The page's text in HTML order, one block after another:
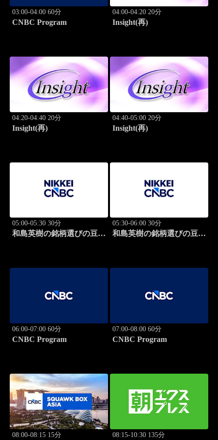
03:00-04:00 60分
CNBC Program
04:00-04:20 20分
Insight(再)
04:20-04:40 20分
Insight(再)
04:40-05:00 20分
Insight(再)
05:00-05:30 30分
和島英樹の銘柄選びの豆知
05:30-06:00 30分
和島英樹の銘柄選びの豆知
06:00-07:00 60分
CNBC Program
07:00-08:00 60分
CNBC Program
08:00-08:15 15分 08:15-10:30 135分